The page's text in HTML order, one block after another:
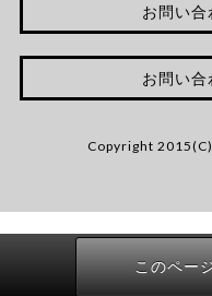
お問い合
お問い合
Copyright
このペー